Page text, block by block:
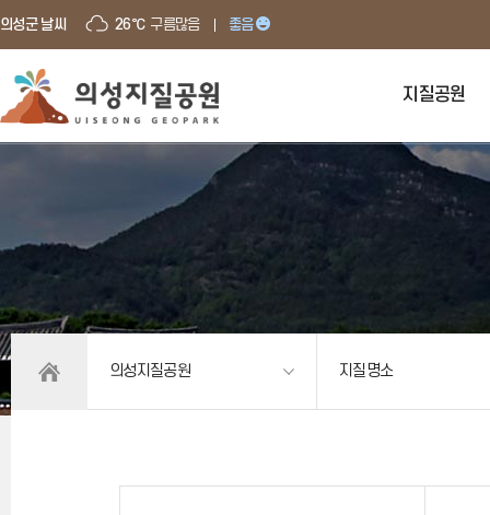
의성군 날씨 26℃ 구름많음 좋음
지질공원
의성지질공원 지질명소